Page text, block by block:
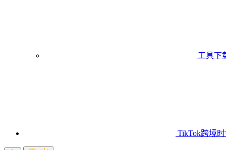
工具下
TikTok跨境